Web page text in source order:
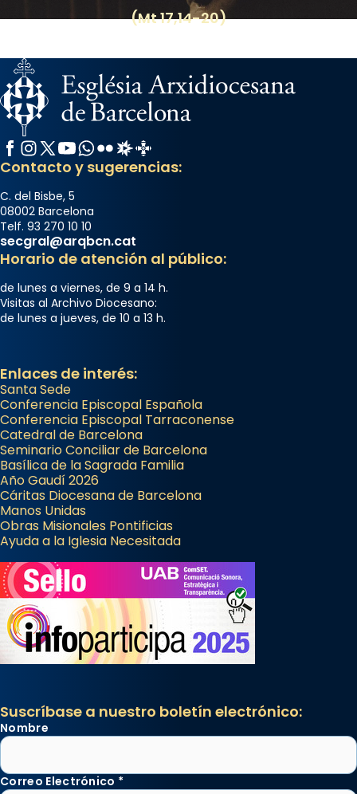
(Mt 17,14-20)
Facebook
Instagram
X / Twitter
YouTube
WhatsApp
FlickrRadio Estel
Catalunya Cristiana
Contacto y sugerencias:
C. del Bisbe, 5
08002 Barcelona
Telf. 93 270 10 10
secgral@arqbcn.cat
Horario de atención al público:
de lunes a viernes, de 9 a 14 h.
Visitas al Archivo Diocesano:
de lunes a jueves, de 10 a 13 h.
Enlaces de interés:
Santa Sede
Conferencia Episcopal Española
Conferencia Episcopal Tarraconense
Catedral de Barcelona
Seminario Conciliar de Barcelona
Basílica de la Sagrada Familia
Año Gaudí 2026
Cáritas Diocesana de Barcelona
Manos Unidas
Obras Misionales Pontificias
Ayuda a la Iglesia Necesitada
Suscríbase a nuestro boletín electrónico:
Nombre
Correo Electrónico *